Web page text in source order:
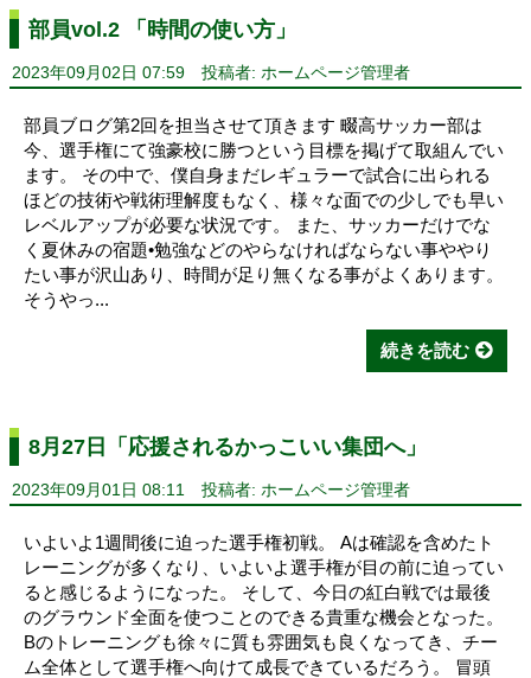
部員vol.2 「時間の使い方」
2023年09月02日 07:59 投稿者: ホームページ管理者
部員ブログ第2回を担当させて頂きます 畷高サッカー部は
今、選手権にて強豪校に勝つという目標を掲げて取組んでい
ます。 その中で、僕自身まだレギュラーで試合に出られる
ほどの技術や戦術理解度もなく、様々な面での少しでも早い
レベルアップが必要な状況です。 また、サッカーだけでな
く夏休みの宿題•勉強などのやらなければならない事ややり
たい事が沢山あり、時間が足り無くなる事がよくあります。
そうやっ...
続きを読む
8月27日「応援されるかっこいい集団へ」
2023年09月01日 08:11 投稿者: ホームページ管理者
いよいよ1週間後に迫った選手権初戦。 Aは確認を含めたト
レーニングが多くなり、いよいよ選手権が目の前に迫ってい
ると感じるようになった。 そして、今日の紅白戦では最後
のグラウンド全面を使つことのできる貴重な機会となった。
Bのトレーニングも徐々に質も雰囲気も良くなってき、チー
ム全体として選手権へ向けて成長できているだろう。 冒頭